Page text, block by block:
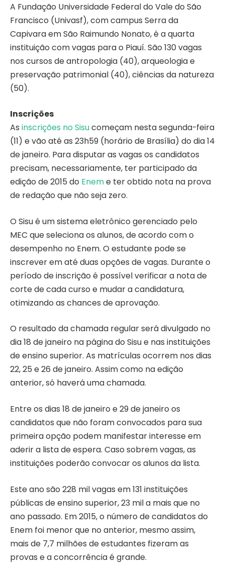
A Fundação Universidade Federal do Vale do São
Francisco (Univasf), com campus Serra da
Capivara em São Raimundo Nonato, é a quarta
instituição com vagas para o Piauí. São 130 vagas
nos cursos de antropologia (40), arqueologia e
preservação patrimonial (40), ciências da natureza
(50).
Inscrições
As inscrições no Sisucomeçam nesta segunda-feira
(11) e vão até as 23h59 (horário de Brasília) do dia 14
de janeiro. Para disputar as vagas os candidatos
precisam, necessariamente, ter participado da
edição de 2015 do Eneme ter obtido nota na prova
de redação que não seja zero.
O Sisu é um sistema eletrônico gerenciado pelo
MEC que seleciona os alunos, de acordo com o
desempenho no Enem. O estudante pode se
inscrever em até duas opções de vagas. Durante o
período de inscrição é possível verificar a nota de
corte de cada curso e mudar a candidatura,
otimizando as chances de aprovação.
O resultado da chamada regular será divulgado no
dia 18 de janeiro na página do Sisu e nas instituições
de ensino superior. As matrículas ocorrem nos dias
22, 25 e 26 de janeiro. Assim como na edição
anterior, só haverá uma chamada.
Entre os dias 18 de janeiro e 29 de janeiro os
candidatos que não foram convocados para sua
primeira opção podem manifestar interesse em
aderir a lista de espera. Caso sobrem vagas, as
instituições poderão convocar os alunos da lista.
Este ano são 228 mil vagas em 131 instituições
públicas de ensino superior, 23 mil a mais que no
ano passado. Em 2015, o número de candidatos do
Enem foi menor que no anterior, mesmo assim,
mais de 7,7 milhões de estudantes fizeram as
provas e a concorrência é grande.